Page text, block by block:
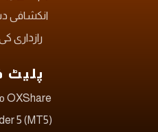
انکشافی
رازداری
پلیٹ
OXShare موبائل ایپ
5 (MT5)